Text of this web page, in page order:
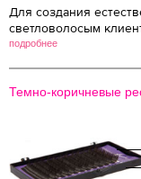
Для создания
светловолосым
подробнее
Темно-коричневые